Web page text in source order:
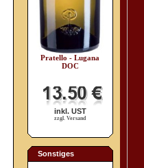
Pratello - Lugana
DOC
inkl. UST
zzgl. Versand
Sonstiges